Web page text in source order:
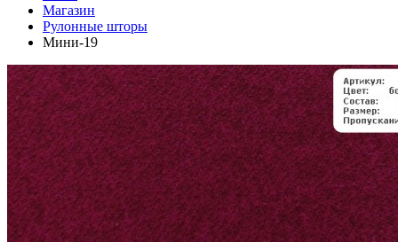
Магазин
Рулонные шторы
Мини-19